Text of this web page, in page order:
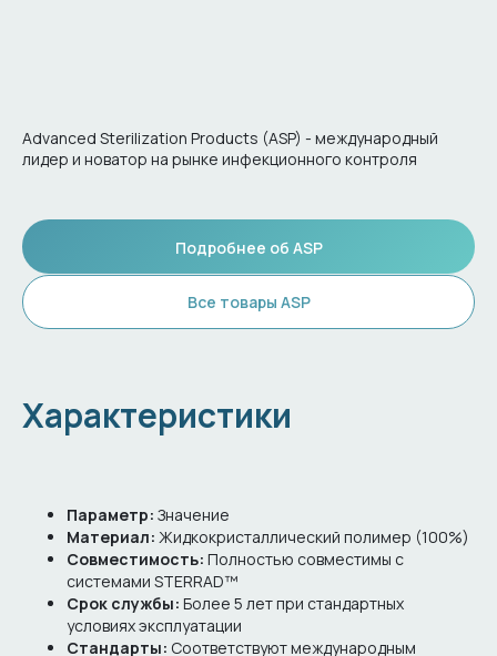
Advanced Sterilization Products (ASP) - международный
лидер и новатор на рынке инфекционного контроля
Подробнее об ASP
Все товары ASP
Характеристики
Параметр: Значение
Материал: Жидкокристаллический полимер (100%)
Совместимость: Полностью совместимы с
системами STERRAD™
Срок службы: Более 5 лет при стандартных
условиях эксплуатации
Стандарты: Соответствуют международным